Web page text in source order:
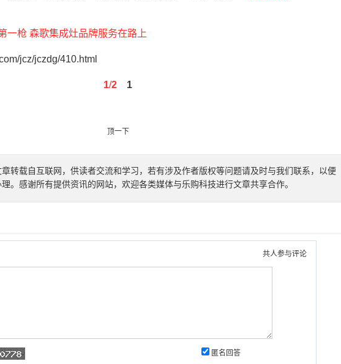
一枪 森歌集成灶品牌服务在路上
jcz/jczdg/410.html
1/2 1
顶一下
转载自互联网，供读者交流和学习，若有涉及作者版权等问题请及时与我们联系，以便
。感谢所有提供资讯的网站，欢迎各类媒体与乐购科技进行文章共享合作。
共人参与评论
匿名回答